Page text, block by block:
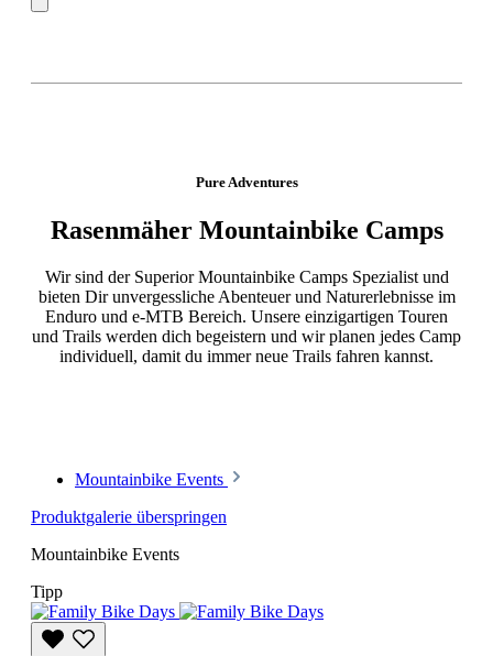
Pure Adventures
Rasenmäher Mountainbike Camps
Wir sind der Superior Mountainbike Camps Spezialist und
bieten Dir unvergessliche Abenteuer und Naturerlebnisse im
Enduro und e-MTB Bereich. Unsere einzigartigen Touren
und Trails werden dich begeistern und wir planen jedes Camp
individuell, damit du immer neue Trails fahren kannst.
Mountainbike Events
Produktgalerie überspringen
Mountainbike Events
Tipp